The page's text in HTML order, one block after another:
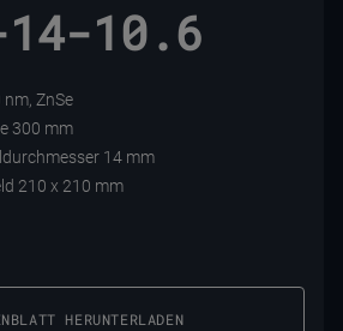
10.6
nm, ZnSe
300 mm
14 mm
210 x 210 mm
HERUNTERLADEN